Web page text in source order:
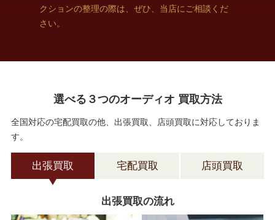
クションの整理の際は、ぜひ、当店にご相談くだ
さい。
選べる３つのオーディオ 買取方法
全国対応の宅配買取の他、出張買取、店頭買取に対応しておりま
す。
出張買取 宅配買取 店頭買取
出張買取の流れ